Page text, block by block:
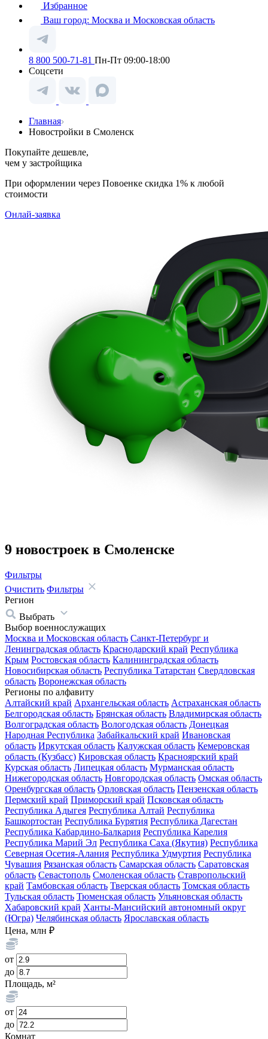
Избранное
Ваш город: Москва и Московская область
8 800 500-71-81 Пн-Пт 09:00-18:00
Соцсети
Главная
Новостройки в Смоленск
Покупайте дешевле,
чем у застройщика
При оформлении через Повоенке скидка 1% к любой
стоимости
Онлай-заявка
9 новостроек в Смоленске
Фильтры
Очистить Фильтры
Регион
Выбрать
Выбор военнослужащих
Москва и Московская область Санкт-Петербург и
Ленинградская область Краснодарский край Республика
Крым Ростовская область Калининградская область
Новосибирская область Республика Татарстан Свердловская
область Воронежская область
Регионы по алфавиту
Алтайский край Архангельская область Астраханская область
Белгородская область Брянская область Владимирская область
Волгоградская область Вологодская область Донецкая
Народная Республика Забайкальский край Ивановская
область Иркутская область Калужская область Кемеровская
область (Кузбасс) Кировская область Красноярский край
Курская область Липецкая область Мурманская область
Нижегородская область Новгородская область Омская область
Оренбургская область Орловская область Пензенская область
Пермский край Приморский край Псковская область
Республика Адыгея Республика Алтай Республика
Башкортостан Республика Бурятия Республика Дагестан
Республика Кабардино-Балкария Республика Карелия
Республика Марий Эл Республика Саха (Якутия) Республика
Северная Осетия-Алания Республика Удмуртия Республика
Чувашия Рязанская область Самарская область Саратовская
область Севастополь Смоленская область Ставропольский
край Тамбовская область Тверская область Томская область
Тульская область Тюменская область Ульяновская область
Хабаровский край Ханты-Мансийский автономный округ
(Югра) Челябинская область Ярославская область
Цена, млн ₽
от
до
Площадь, м²
от
до
Комнат